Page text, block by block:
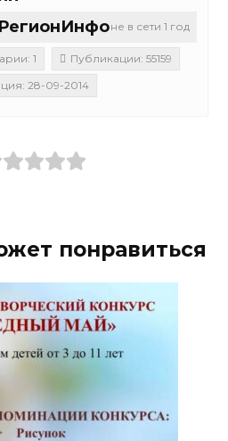
не в сети 1 год
1
Публикации: 55159
28-09-2014
понравиться